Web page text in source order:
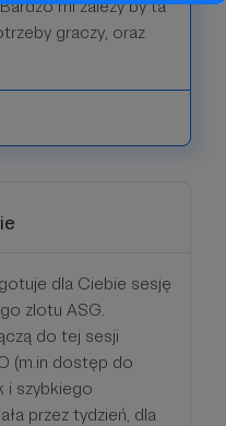
mi zależy by ta
graczy, oraz
dla Ciebie sesję
zlotu ASG.
do tej sesji
(m.in dostęp do
i szybkiego
przez tydzień, dla